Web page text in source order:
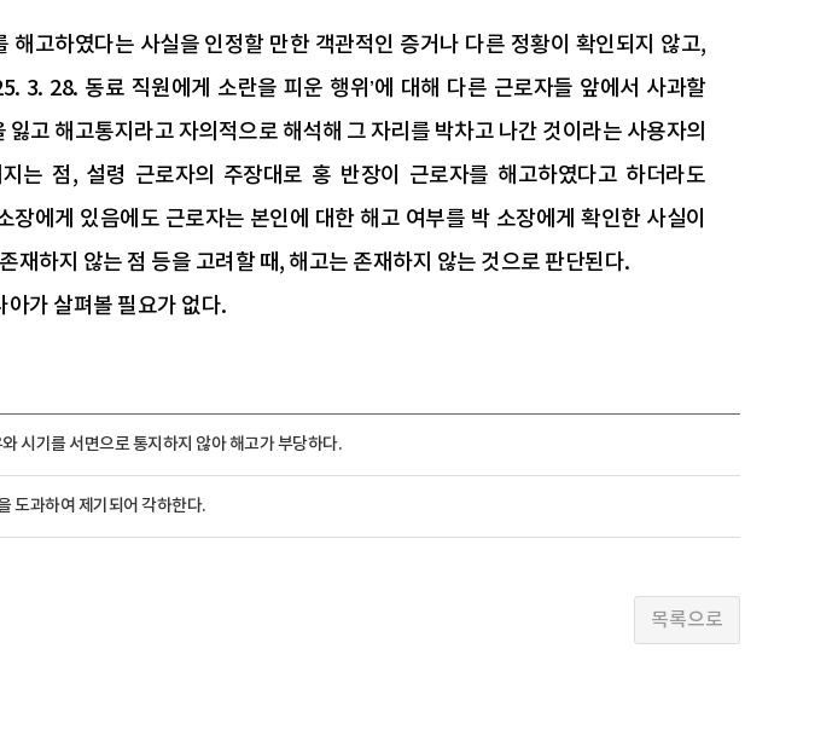
해고하였다는 사실을 인정할 만한 객관적인 증거나 다른 정황이 확인되지 않고,
3. 28. 동료 직원에게 소란을 피운 행위’에 대해 다른 근로자들 앞에서 사과할
고 해고통지라고 자의적으로 해석해 그 자리를 박차고 나간 것이라는 사용자의
는 점, 설령 근로자의 주장대로 홍 반장이 근로자를 해고하였다고 하더라도
장에게 있음에도 근로자는 본인에 대한 해고 여부를 박 소장에게 확인한 사실이
재하지 않는 점 등을 고려할 때, 해고는 존재하지 않는 것으로 판단된다.
아가 살펴볼 필요가 없다.
시기를 서면으로 통지하지 않아 해고가 부당하다.
도과하여 제기되어 각하한다.